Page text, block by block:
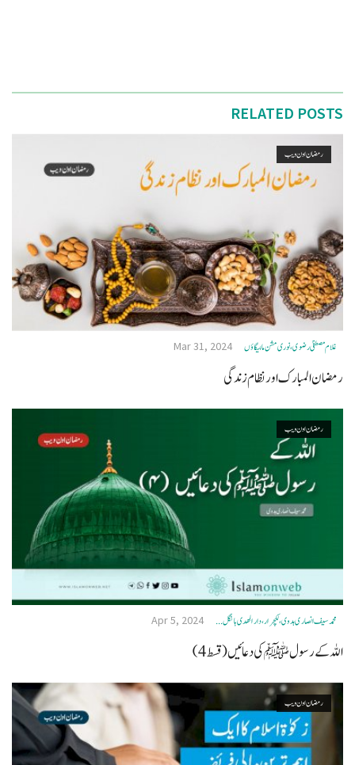
RELATED POSTS
رمضان اون ويب
غلام مصطفیٰ رضوی، نوری مشن مالیگاؤں Mar 31, 2024
رمضان المبارک اور نظام زندگی
رمضان اون ويب
محمد سیف انصاری ہدوی، لکچرار، دار الھدی ہانگل ... Apr 5, 2024
اللہ کے رسول ﷺکی دعائیں (قسط 4)
رمضان اون ويب